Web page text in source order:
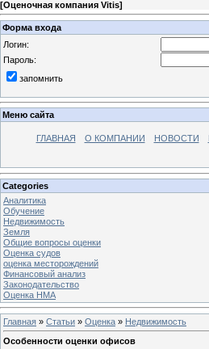
[Оценочная компания Vitis]
Форма входа
Логин:
Пароль:
запомнить
Меню сайта
ГЛАВНАЯ О КОМПАНИИ НОВОСТИ
Categories
Аналитика
Обучение
Недвижимость
Земля
Общие вопросы оценки
Оценка судов
оценка месторождений
Финансовый анализ
Законодательство
Оценка НМА
Главная » Статьи » Оценка » Недвижимость
Особенности оценки офисов